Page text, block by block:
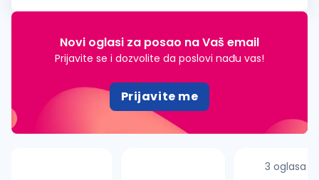
Pregovaranje...
Novi oglasi za posao na Vaš email
Prijavite se i dozvolite da poslovi nađu vas!
Prijavite me
3 oglasa